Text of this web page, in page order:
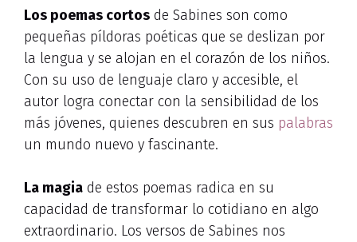
Los poemas cortos de Sabines son como
pequeñas píldoras poéticas que se deslizan por
la lengua y se alojan en el corazón de los niños.
Con su uso de lenguaje claro y accesible, el
autor logra conectar con la sensibilidad de los
más jóvenes, quienes descubren en sus palabras
un mundo nuevo y fascinante.
La magia de estos poemas radica en su
capacidad de transformar lo cotidiano en algo
extraordinario. Los versos de Sabines nos